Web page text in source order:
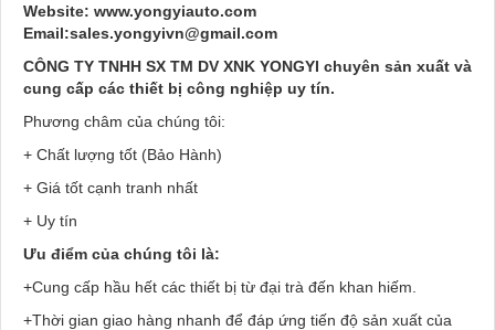
Website: www.yongyiauto.com
Email:sales.yongyivn@gmail.com
CÔNG TY TNHH SX TM DV XNK YONGYI chuyên sản xuất và
cung cấp các thiết bị công nghiệp uy tín.
Phương châm của chúng tôi:
+ Chất lượng tốt (Bảo Hành)
+ Giá tốt cạnh tranh nhất
+ Uy tín
Ưu điểm của chúng tôi là:
+Cung cấp hầu hết các thiết bị từ đại trà đến khan hiếm.
+Thời gian giao hàng nhanh để đáp ứng tiến độ sản xuất của